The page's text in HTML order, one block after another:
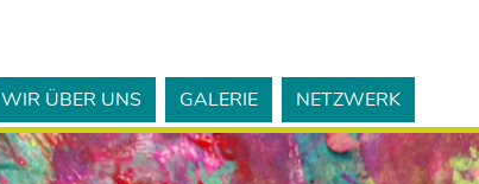
WIR ÜBER UNS GALERIE NETZWERK